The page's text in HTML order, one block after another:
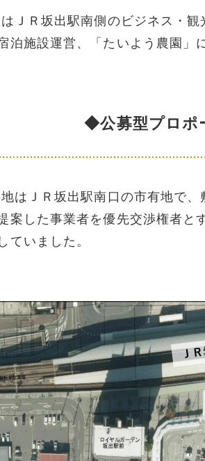
ＪＲ坂出駅南側のビジネス・観
泊施設運営、「たいよう農園」
◆公募型プロポ
はＪＲ坂出駅南口の市有地で、
案した事業者を優先交渉権者と
ていました。